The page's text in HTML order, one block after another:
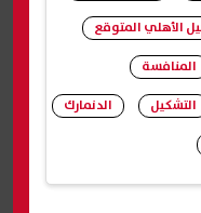
الأهلي المتوقع
المنافسة
التشكيل
الدنمارك